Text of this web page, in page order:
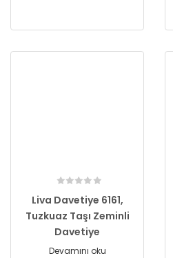
Liva Davetiye 6161,
Tuzkuaz Taşı Zeminli
Davetiye
Devamını oku